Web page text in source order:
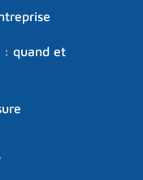
: quand et